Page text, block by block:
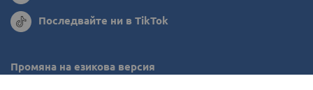
Последвайте ни в TikTok
Промяна на езикова версия